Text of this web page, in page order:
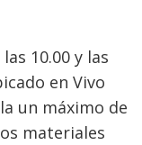
10.00 y las
en Vivo
un máximo de
materiales